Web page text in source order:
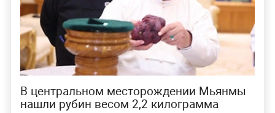
В центральном месторождении Мьянмы
нашли рубин весом 2,2 килограмма